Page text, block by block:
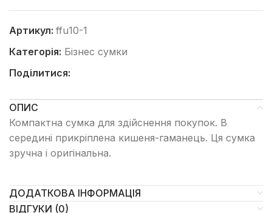
Артикул: ffu10-1
Категорія: Бізнес сумки
Поділитися:
ОПИС
Компактна сумка для здійснення покупок. В
середині прикріплена кишеня-гаманець. Ця сумка
зручна і оригінальна.
ДОДАТКОВА ІНФОРМАЦІЯ
ВІДГУКИ (0)